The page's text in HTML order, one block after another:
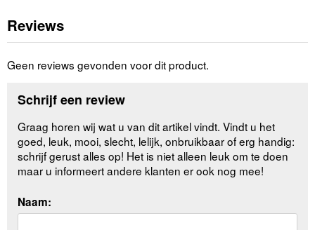
Reviews
Geen reviews gevonden voor dit product.
Schrijf een review
Graag horen wij wat u van dit artikel vindt. Vindt u het
goed, leuk, mooi, slecht, lelijk, onbruikbaar of erg handig:
schrijf gerust alles op! Het is niet alleen leuk om te doen
maar u informeert andere klanten er ook nog mee!
Naam: